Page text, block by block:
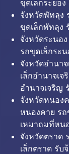
ขุดเล็กระยอ
จังหวัดพัทลุง
ขุดเล็กพัทลุง
จังหวัดระนอ
รถขุดเล็กระ
จังหวัดอำนา
เล็กอำนาจเ
อำนาจเจริญ
จังหวัดหนอง
หนองคาย รถ
เหมาถมที่หน
จังหวัดตราด
เล็กตราด รับ